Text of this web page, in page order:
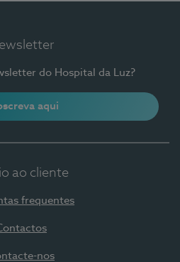
do Hospital da Luz?
aqui
ao cliente
frequentes
nos